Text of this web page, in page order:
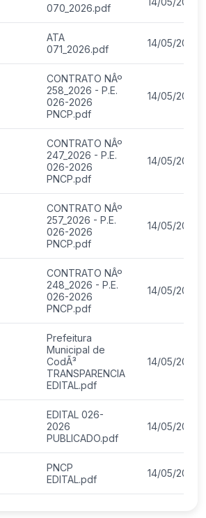
070_2026.pdf
ATA
071_2026.pdf
14/05/2026
CONTRATO NÂº
258_2026 - P.E.
026-2026
PNCP.pdf
14/05/2026
CONTRATO NÂº
247_2026 - P.E.
026-2026
PNCP.pdf
14/05/2026
CONTRATO NÂº
257_2026 - P.E.
026-2026
PNCP.pdf
14/05/2026
CONTRATO NÂº
248_2026 - P.E.
026-2026
PNCP.pdf
14/05/2026
Prefeitura
Municipal de
CodÃ³
TRANSPARENCIA
EDITAL.pdf
14/05/2026
EDITAL 026-
2026
PUBLICADO.pdf
14/05/2026
PNCP
EDITAL.pdf
14/05/2026